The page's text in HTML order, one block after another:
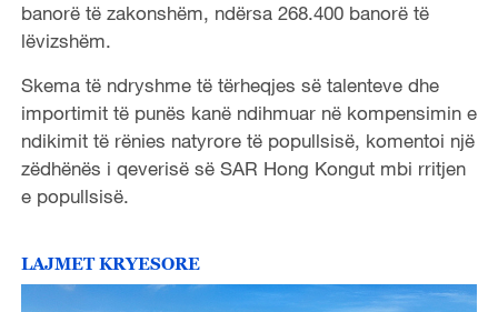
banorë të zakonshëm, ndërsa 268.400 banorë të
lëvizshëm.
Skema të ndryshme të tërheqjes së talenteve dhe
importimit të punës kanë ndihmuar në kompensimin e
ndikimit të rënies natyrore të popullsisë, komentoi një
zëdhënës i qeverisë së SAR Hong Kongut mbi rritjen
e popullsisë.
LAJMET KRYESORE